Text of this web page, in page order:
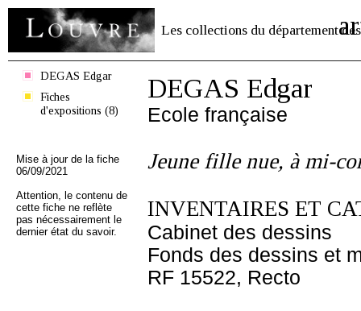
Les collections du département des
DEGAS Edgar
Fiches
d'expositions (8)
Mise à jour de la fiche
06/09/2021
Attention, le contenu de
cette fiche ne reflète
pas nécessairement le
dernier état du savoir.
DEGAS Edgar
Ecole française
Jeune fille nue, à mi-
INVENTAIRES ET
Cabinet des dessins
Fonds des dessins et
RF 15522, Recto